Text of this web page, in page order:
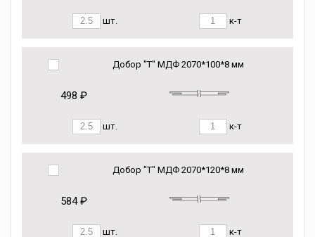
шт. к-т
Добор "Т" МДФ 2070*100*8 мм
498 ₽
шт. к-т
Добор "Т" МДФ 2070*120*8 мм
584 ₽
шт. к-т